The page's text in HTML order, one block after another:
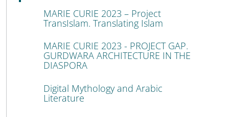
MARIE CURIE 2023 – Project
TransIslam. Translating Islam
MARIE CURIE 2023 - PROJECT GAP.
GURDWARA ARCHITECTURE IN THE
DIASPORA
Digital Mythology and Arabic
Literature